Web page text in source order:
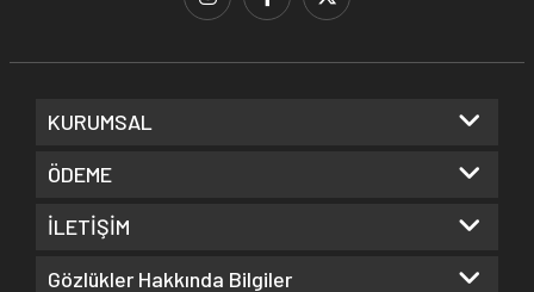
KURUMSAL
ÖDEME
İLETİŞİM
Gözlükler Hakkında Bilgiler